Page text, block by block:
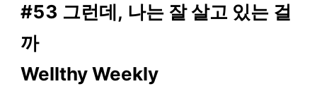
#53 그런데, 나는 잘 살고 있는 걸
까
Wellthy Weekly